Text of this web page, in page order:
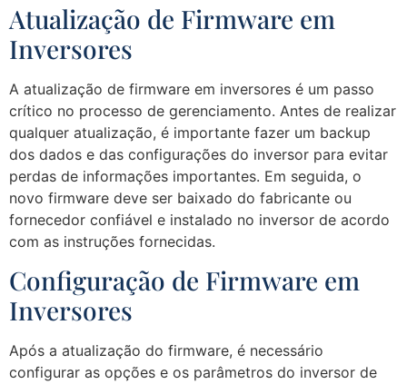
Atualização de Firmware em
Inversores
A atualização de firmware em inversores é um passo
crítico no processo de gerenciamento. Antes de realizar
qualquer atualização, é importante fazer um backup
dos dados e das configurações do inversor para evitar
perdas de informações importantes. Em seguida, o
novo firmware deve ser baixado do fabricante ou
fornecedor confiável e instalado no inversor de acordo
com as instruções fornecidas.
Configuração de Firmware em
Inversores
Após a atualização do firmware, é necessário
configurar as opções e os parâmetros do inversor de